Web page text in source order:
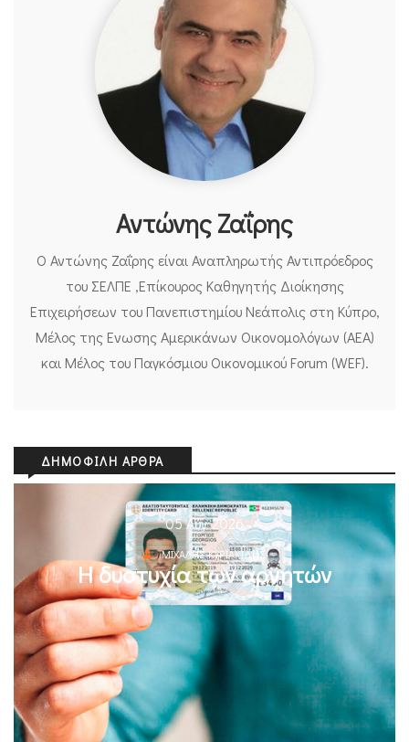
Αντώνης Ζαΐρης
Ο Αντώνης Ζαΐρης είναι Αναπληρωτής Αντιπρόεδρος
του ΣΕΛΠΕ ,Επίκουρος Καθηγητής Διοίκησης
Επιχειρήσεων του Πανεπιστημίου Nεάπολις στη Κύπρο,
Μέλος της Ενωσης Αμερικάνων Οικονομολόγων (ΑΕΑ)
και Μέλος του Παγκόσμιου Οικονομικού Forum (WEF).
ΔΗΜΟΦΙΛΉ ΆΡΘΡΑ
05 Αυγ 2026
ΜΙΧΆΛΗΣ ΚΥΡΙΑΚΊΔΗΣ
Η δυστυχία των αρνητών